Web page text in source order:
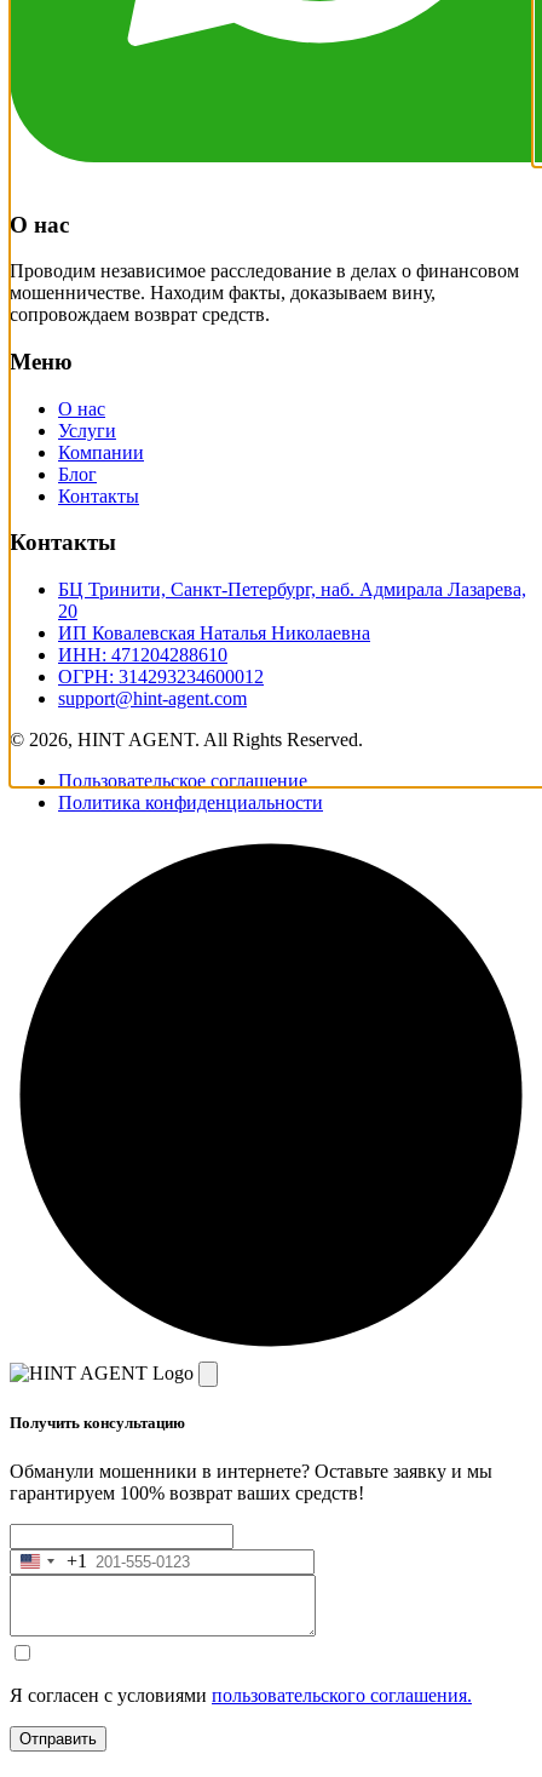
О нас
Проводим независимое расследование в делах о финансовом
мошенничестве. Находим факты, доказываем вину,
сопровождаем возврат средств.
Меню
О нас
Услуги
Компании
Блог
Контакты
Контакты
БЦ Тринити, Санкт-Петербург, наб. Адмирала Лазарева,
20
ИП Ковалевская Наталья Николаевна
ИНН: 471204288610
ОГРН: 314293234600012
support@hint-agent.com
© 2026, HINT AGENT. All Rights Reserved.
Пользовательское соглашение
Политика конфиденциальности
Получить консультацию
Обманули мошенники в интернете? Оставьте заявку и мы
гарантируем 100% возврат ваших средств!
United
+1
Я согласен с условиями пользовательского соглашения.
Отправить